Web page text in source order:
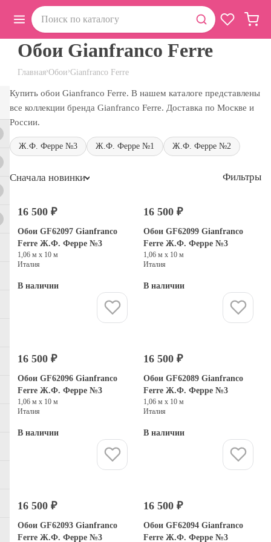
Главная›Обои›Gianfranco Ferre
Обои Gianfranco Ferre
Купить обои Gianfranco Ferre. В нашем каталоге представлены
все коллекции бренда Gianfranco Ferre. Доставка по Москве и
России.
Ж.Ф. Ферре №3 Ж.Ф. Ферре №1 Ж.Ф. Ферре №2
Сначала новинки Фильтры
16 500 ₽
Обои GF62097 Gianfranco
Ferre Ж.Ф. Ферре №3
1,06 м х 10 м
Италия
В наличии
16 500 ₽
Обои GF62099 Gianfranco
Ferre Ж.Ф. Ферре №3
1,06 м х 10 м
Италия
В наличии
16 500 ₽
Обои GF62096 Gianfranco
Ferre Ж.Ф. Ферре №3
1,06 м х 10 м
Италия
В наличии
16 500 ₽
Обои GF62089 Gianfranco
Ferre Ж.Ф. Ферре №3
1,06 м х 10 м
Италия
В наличии
16 500 ₽
Обои GF62093 Gianfranco
Ferre Ж.Ф. Ферре №3
16 500 ₽
Обои GF62094 Gianfranco
Ferre Ж.Ф. Ферре №3